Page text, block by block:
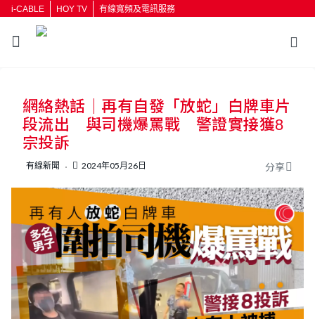
i-CABLE HOY TV 有線寬頻及電訊服務
按輸入鍵開始搜尋
網絡熱話｜再有自發「放蛇」白牌車片
段流出 與司機爆罵戰 警證實接獲8
宗投訴
有線新聞 2024年05月26日 分享